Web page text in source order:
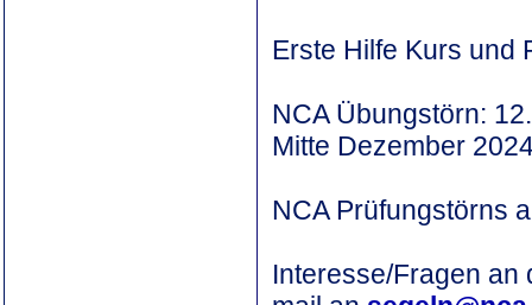
Erste Hilfe Kurs und
NCA Übungstörn:
Mitte Dezember
NCA Prüfungstörns
Interesse/Fragen an